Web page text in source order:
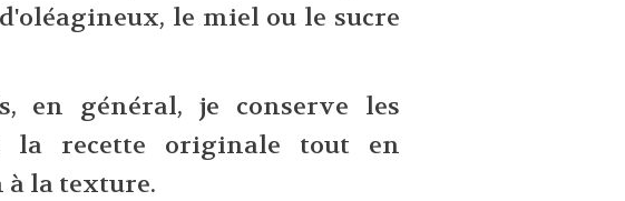
le miel ou le sucre
en général, je conserve les
la recette originale tout en
à la texture.